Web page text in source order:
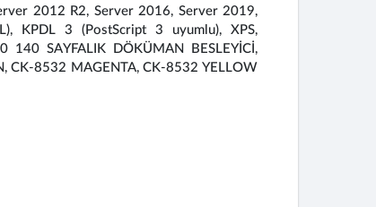
2012 R2, Server 2016, Server 2019,
KPDL 3 (PostScript 3 uyumlu), XPS,
140 SAYFALIK DÖKÜMAN BESLEYİCİ,
CK-8532 MAGENTA, CK-8532 YELLOW